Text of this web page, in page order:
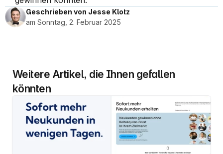
Geschrieben von Jesse Klotz
am Sonntag, 2. Februar 2025
Weitere Artikel, die Ihnen gefallen
könnten